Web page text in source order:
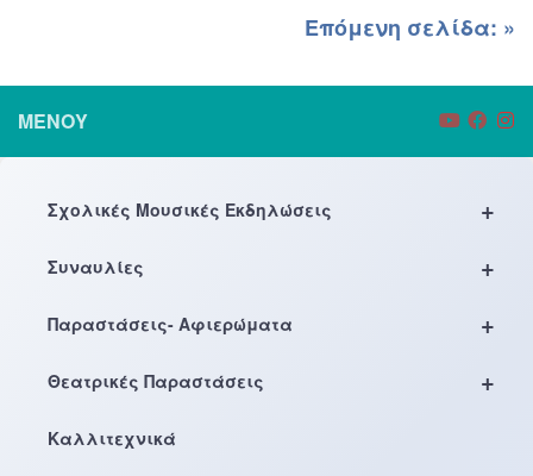
Επόμενη σελίδα: »
ΜΕΝΟΎ
+
Σχολικές Μουσικές Εκδηλώσεις
+
Συναυλίες
+
Παραστάσεις- Αφιερώματα
+
Θεατρικές Παραστάσεις
Καλλιτεχνικά